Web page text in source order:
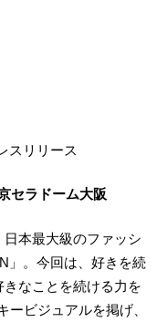
スリリース
セラドーム大阪
本最大級のファッシ
」。今回は、好きを続
なことを続ける力を
ービジュアルを掲げ、